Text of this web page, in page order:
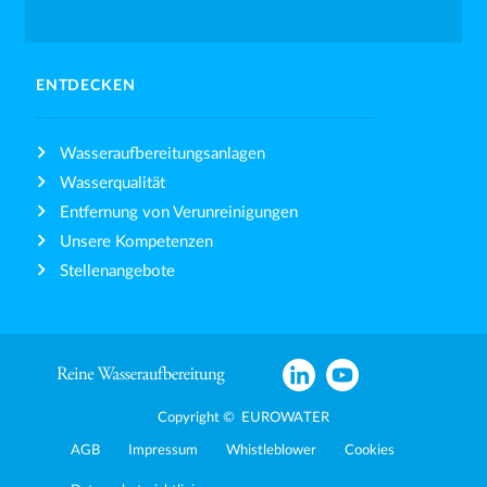
ENTDECKEN
Wasseraufbereitungsanlagen
Wasserqualität
Entfernung von Verunreinigungen
Unsere Kompetenzen
Stellenangebote
Copyright © EUROWATER
AGB Impressum Whistleblower Cookies